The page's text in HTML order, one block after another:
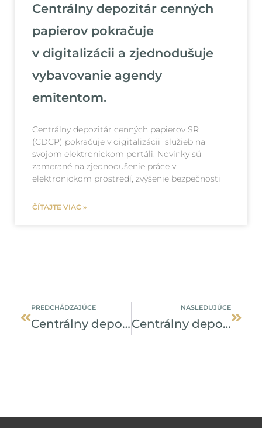
Centrálny depozitár cenných
papierov pokračuje
v digitalizácii a zjednodušuje
vybavovanie agendy
emitentom.
Centrálny depozitár cenných papierov SR
(CDCP) pokračuje v digitalizácii služieb na
svojom elektronickom portáli. Novinky sú
zamerané na zjednodušenie práce v
elektronickom prostredí, zvýšenie bezpečnosti
ČÍTAJTE VIAC »
PREDCHÁDZAJÚCE
Centrálny depozitár cenných papierov zruší ďalšiu veľkú emisiu z čias kupónovej privatizácie
NASLEDUJÚCE
Centrálny depozitár cenných papierov pokračuje v digitalizácii a zjednodušuje vybavovanie agendy emitentom.